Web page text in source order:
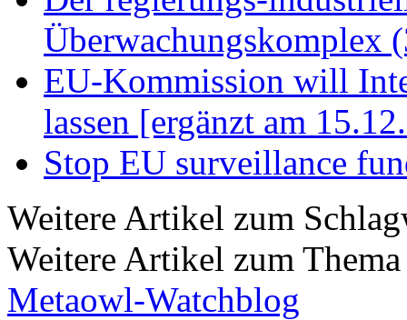
Überwachungskomplex
EU-Kommission will
lassen [ergänzt am
Stop EU surveillance
Weitere Artikel zum
Weitere Artikel zum
Metaowl-Watchblog